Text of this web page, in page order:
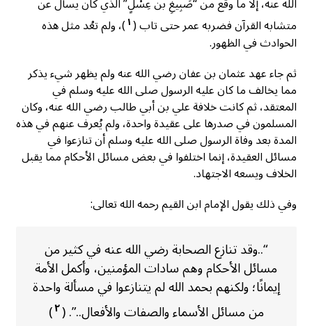
متشابه القرآن فضربه عمر حتى تاب (١)، ولم تعُد مثل هذه
الحوادث في الظهور.
ثم جاء عهد عثمان بن عفان رضي الله عنه ولم يظهر شيء يذكر
مما يخالف ما كان عليه الرسول صلى الله عليه وسلم في
المعتقد، ثم كانت خلافة علي بن أبي طالب رضي الله عنه، وكان
المسلمون في صدرها على عقيدة واحدة، ولم يُعرف عنهم في هذه
المدة بعد وفاة الرسول صلى الله عليه وسلم أن تنازعوا في
مسائل العقيدة، إنما اختلفوا في بعض مسائل الأحكام مما يقبل
الخلاف ويسعه الاجتهاد.
وفي ذلك يقول الإمام ابن القيم رحمه الله تعالى:
“..وقد تنازع الصحابة رضي الله عنه في كثير من
مسائل الأحكام وهم سادات المؤمنين، وأكمل الأمة
إيمانًا؛ ولكنهم بحمد الله لم يتنازعوا في مسألة واحدة
من مسائل الأسماء والصفات والأفعال..”. (٢)